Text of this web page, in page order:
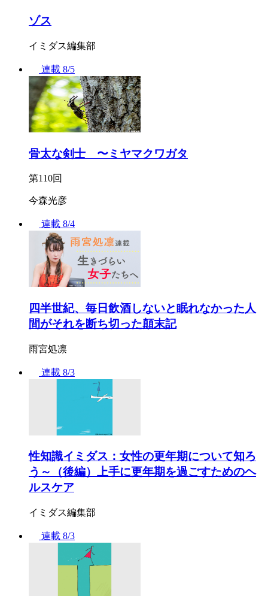
ゾス
イミダス編集部
連載 8/5
骨太な剣士 〜ミヤマクワガタ
第110回
今森光彦
連載 8/4
四半世紀、毎日飲酒しないと眠れなかった人
間がそれを断ち切った顛末記
雨宮処凛
連載 8/3
性知識イミダス：女性の更年期について知ろ
う～（後編）上手に更年期を過ごすためのヘ
ルスケア
イミダス編集部
連載 8/3